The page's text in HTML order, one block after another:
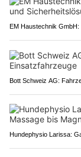
EM Haustechnik
Bott Schweiz AG:
Hundephysio Larissa: